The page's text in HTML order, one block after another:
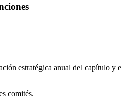
estratégica anual del capítulo y
comités.